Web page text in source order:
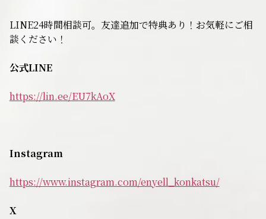
LINE24時間相談可。友達追加で特典あり！お気軽にご相
談ください！
公式LINE
https://lin.ee/EU7kAoX
Instagram
https://www.instagram.com/enyell_konkatsu/
X